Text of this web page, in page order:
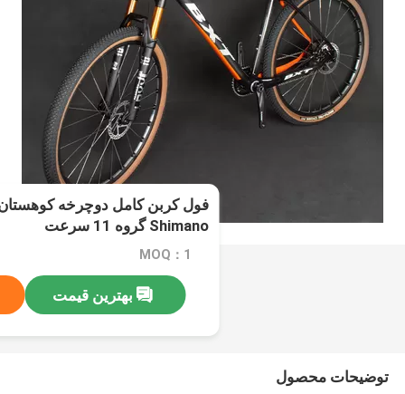
Shimano گروه 11 سرعت
MOQ：1
بهترین قیمت
توضیحات محصول